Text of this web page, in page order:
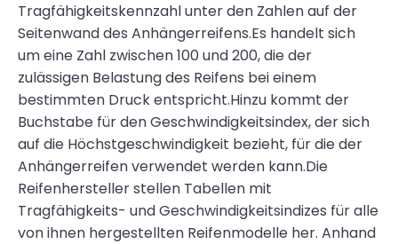
Tragfähigkeitskennzahl unter den Zahlen auf der
Seitenwand des Anhängerreifens.Es handelt sich
um eine Zahl zwischen 100 und 200, die der
zulässigen Belastung des Reifens bei einem
bestimmten Druck entspricht.Hinzu kommt der
Buchstabe für den Geschwindigkeitsindex, der sich
auf die Höchstgeschwindigkeit bezieht, für die der
Anhängerreifen verwendet werden kann.Die
Reifenhersteller stellen Tabellen mit
Tragfähigkeits- und Geschwindigkeitsindizes für alle
von ihnen hergestellten Reifenmodelle her. Anhand